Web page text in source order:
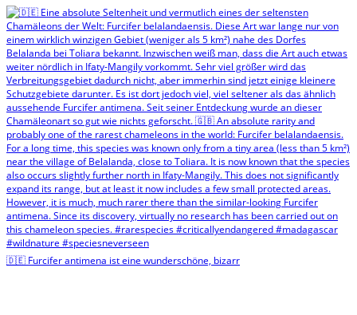
🇩🇪 Furcifer antimena ist eine wunderschöne, bizarr